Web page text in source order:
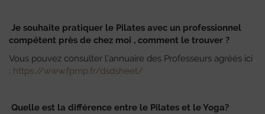
Je souhaite pratiquer le Pilates avec un professionnel
compétent près de chez moi , comment le trouver ?
Vous pouvez consulter l’annuaire des Professeurs agréés ici
: https://www.fpmp.fr/dsdsheet/
Quelle est la différence entre le Pilates et le Yoga?